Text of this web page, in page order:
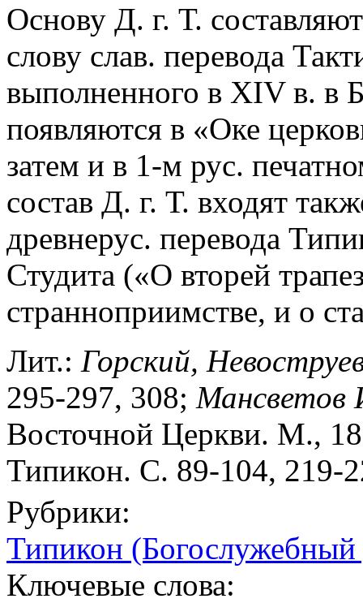
Основу Д. г. Т.
слову слав. перевода
выполненного в XIV в. в
появляются в «Оке
затем и в 1-м рус.
состав Д. г. Т. входят
древнерус. перевода
Студита («О вторей
странноприимстве, и о
Лит.: Горский,
295-297, 308; Мансветов
Восточной Церкви. М.,
Типикон. С. 89-104, 219-
Рубрики:
Типикон (Богослужебный
Ключевые слова: